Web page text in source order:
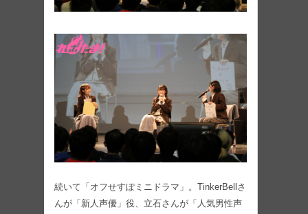
続いて「オフせすぽミニドラマ」。TinkerBellさ
んが「新人声優」役、立石さんが「人気男性声